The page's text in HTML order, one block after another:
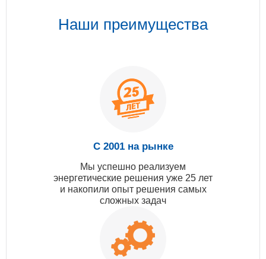
Наши преимущества
С 2001 на рынке
Мы успешно реализуем
энергетические решения уже 25 лет
и накопили опыт решения самых
сложных задач